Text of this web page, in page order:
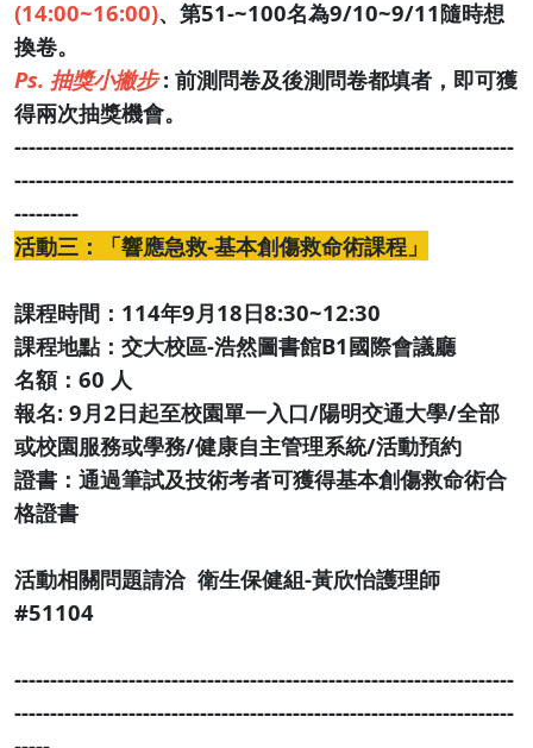
(14:00~16:00)、第51-~100名為9/10~9/11隨時想
換卷。
Ps. 抽獎小撇步: 前測問卷及後測問卷都填者，即可獲
得兩次抽獎機會。
----------------------------------------------------------------------
----------------------------------------------------------------------
---------
活動三：「響應急救-基本創傷救命術課程」
課程時間：114年9月18日8:30~12:30
課程地點：交大校區-浩然圖書館B1國際會議廳
名額：60 人
報名: 9月2日起至校園單一入口/陽明交通大學/全部
或校園服務或學務/健康自主管理系統/活動預約
證書：通過筆試及技術考者可獲得基本創傷救命術合
格證書
活動相關問題請洽 衛生保健組-黃欣怡護理師
#51104
----------------------------------------------------------------------
----------------------------------------------------------------------